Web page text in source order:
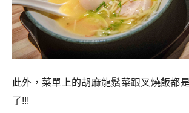
此外，菜單上的胡麻龍鬚菜跟叉燒飯都
了!!!